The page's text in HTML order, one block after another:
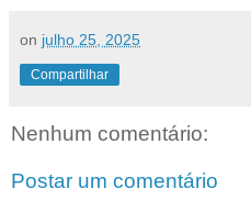
on julho 25, 2025
Compartilhar
Nenhum comentário:
Postar um comentário